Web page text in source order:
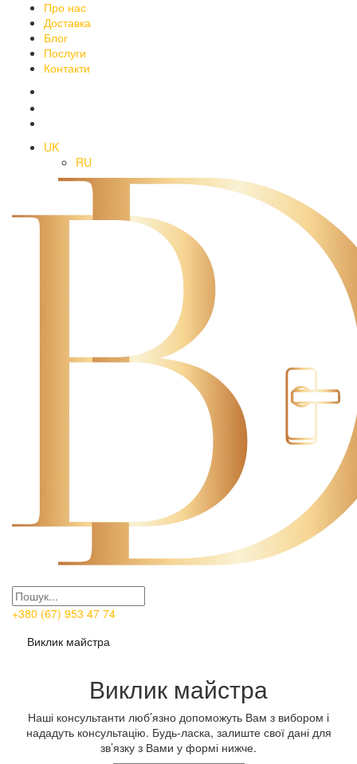
Про нас
Доставка
Блог
Послуги
Контакти
UK
RU
+380 (67) 953 47 74
Виклик майстра
Виклик майстра
Наші консультанти люб’язно допоможуть Вам з вибором і
нададуть консультацію. Будь-ласка, залиште свої дані для
зв’язку з Вами у формі нижче.